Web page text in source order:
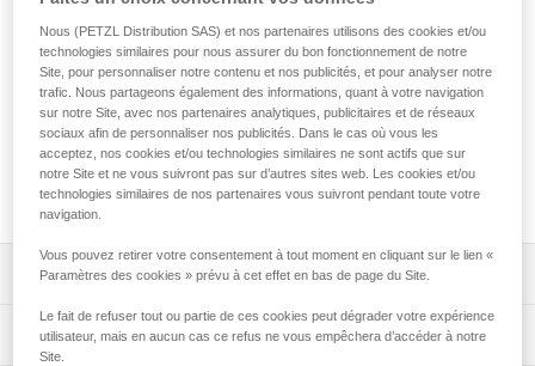
Blocs avant VASAK®
Parties avant des crampons VASAK, adaptables sur la
plupart des crampons Petzl
Parties avant des crampons VASAK pour le remplacement
des blocs avant ou pour transformer ses crampons IRVIS,
SARKEN ou LYNX (U034AA00).
Descriptif
Compatibles avec les crampons VASAK pour le
remplacement des blocs avant.
Spécifications techniques
Nous (PETZL Distribution SAS) et nos partenaires utilisons des cookies et/ou
technologies similaires pour nous assurer du bon fonctionnement de notre
Site, pour personnaliser notre contenu et nos publicités, et pour analyser notre
trafic. Nous partageons également des informations, quant à votre navigation
sur notre Site, avec nos partenaires analytiques, publicitaires et de réseaux
sociaux afin de personnaliser nos publicités. Dans le cas où vous les
acceptez, nos cookies et/ou technologies similaires ne sont actifs que sur
notre Site et ne vous suivront pas sur d’autres sites web. Les cookies et/ou
technologies similaires de nos partenaires vous suivront pendant toute votre
navigation.
Vous pouvez retirer votre consentement à tout moment en cliquant sur le lien «
Paramètres des cookies » prévu à cet effet en bas de page du Site.
Le fait de refuser tout ou partie de ces cookies peut dégrader votre expérience
utilisateur, mais en aucun cas ce refus ne vous empêchera d’accéder à notre
Site.